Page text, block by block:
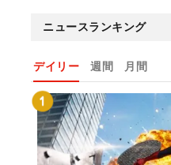
ニュースランキング
デイリー 週間 月間